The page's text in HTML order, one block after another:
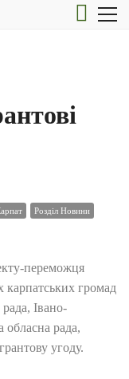
Розділ Новини
переможця
карпатських громад
рада, Івано-
обласна рада,
угоду.